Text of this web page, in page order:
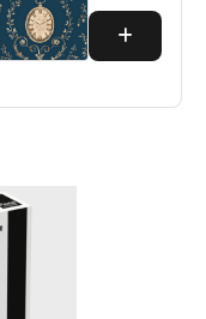
Belle
époque
Clock